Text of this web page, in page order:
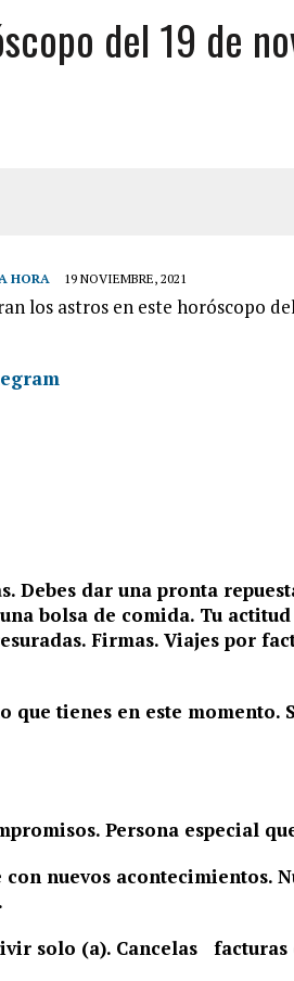
UNA VIVIENDA EN EL CENTRO DE CARACAS CON MÁS
CON UN CUCHILLO A SUS HIJOS, UNO PERDIÓ LA
DE MODELO EN MONAGAS: HALLARON EL CUERPO
POR FALTA DE TRATAMIENTO DESENCADENÓ
del 19 de
HORA 19 NOVIEMBRE, 2021
los astros en este horóscopo
Debes dar una pronta
bolsa de comida. Tu
Firmas. Viajes por
tienes en este momento.
Persona especial
nuevos acontecimientos.
solo (a). Cancelas facturas